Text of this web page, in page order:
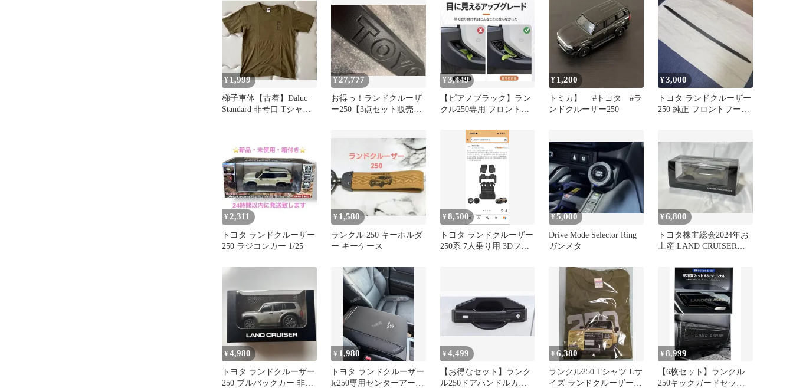
¥ 1,999
梯子車体【古着】Daluc
Standard 非号口 Tシャツ
¥ 27,777
お得っ！ランドクルーザ
ー250【3点セット販売】
¥3,449
【ピアノブラック】ラン
クル250専用 フロントバ
¥ 1,200
トミカ】 #トヨタ #ラ
ンドクルーザー250
¥3,000
トヨタ ランドクルーザー
250 純正 フロントフード
¥ 2,311
トヨタ ランドクルーザー
250 ラジコンカー 1/25
¥ 1,580
ランクル 250 キーホルダ
ー キーケース
¥8,500
トヨタ ランドクルーザー
250系 7人乗り用 3Dフロ
¥5,000
Drive Mode Selector Ring
ガンメタ
¥6,800
トヨタ株主総会2024年お
土産 LAND CRUISERミ
¥4,980
トヨタ ランドクルーザー
250 プルバックカー 非売
¥ 1,980
トヨタ ランドクルーザー
lc250専用センターアーム
¥4,499
【お得なセット】ランク
ル250ドアハンドルカバ
¥6,380
ランクル250 Tシャツ Lサ
イズ ランドクルーザー
¥8,999
【6枚セット】ランクル
250キックガードセッ